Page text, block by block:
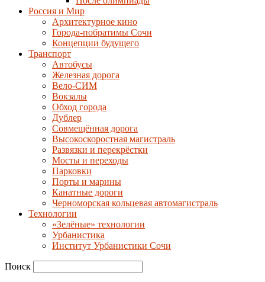
Россия и Мир
Архитектурное кино
Города-побратимы Сочи
Концепции будущего
Транспорт
Автобусы
Железная дорога
Вело-СИМ
Вокзалы
Обход города
Дублер
Совмещённая дорога
Высокоскоростная магистраль
Развязки и перекрёстки
Мосты и переходы
Парковки
Порты и марины
Канатные дороги
Черноморская кольцевая автомагистраль
Технологии
«Зелёные» технологии
Урбанистика
Институт Урбанистики Сочи
Поиск